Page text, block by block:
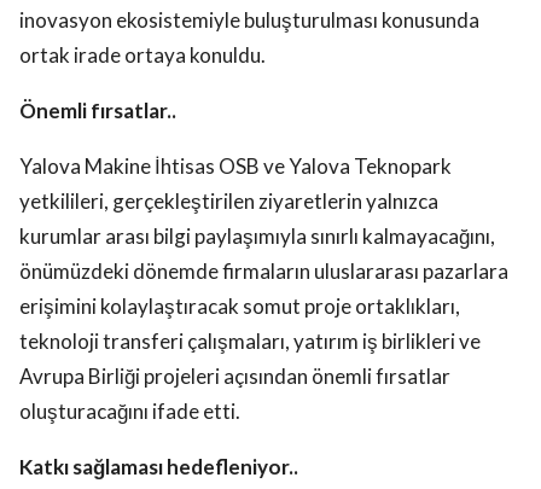
inovasyon ekosistemiyle buluşturulması konusunda
ortak irade ortaya konuldu.
Önemli fırsatlar..
Yalova Makine İhtisas OSB ve Yalova Teknopark
yetkilileri, gerçekleştirilen ziyaretlerin yalnızca
kurumlar arası bilgi paylaşımıyla sınırlı kalmayacağını,
önümüzdeki dönemde firmaların uluslararası pazarlara
erişimini kolaylaştıracak somut proje ortaklıkları,
teknoloji transferi çalışmaları, yatırım iş birlikleri ve
Avrupa Birliği projeleri açısından önemli fırsatlar
oluşturacağını ifade etti.
Katkı sağlaması hedefleniyor..